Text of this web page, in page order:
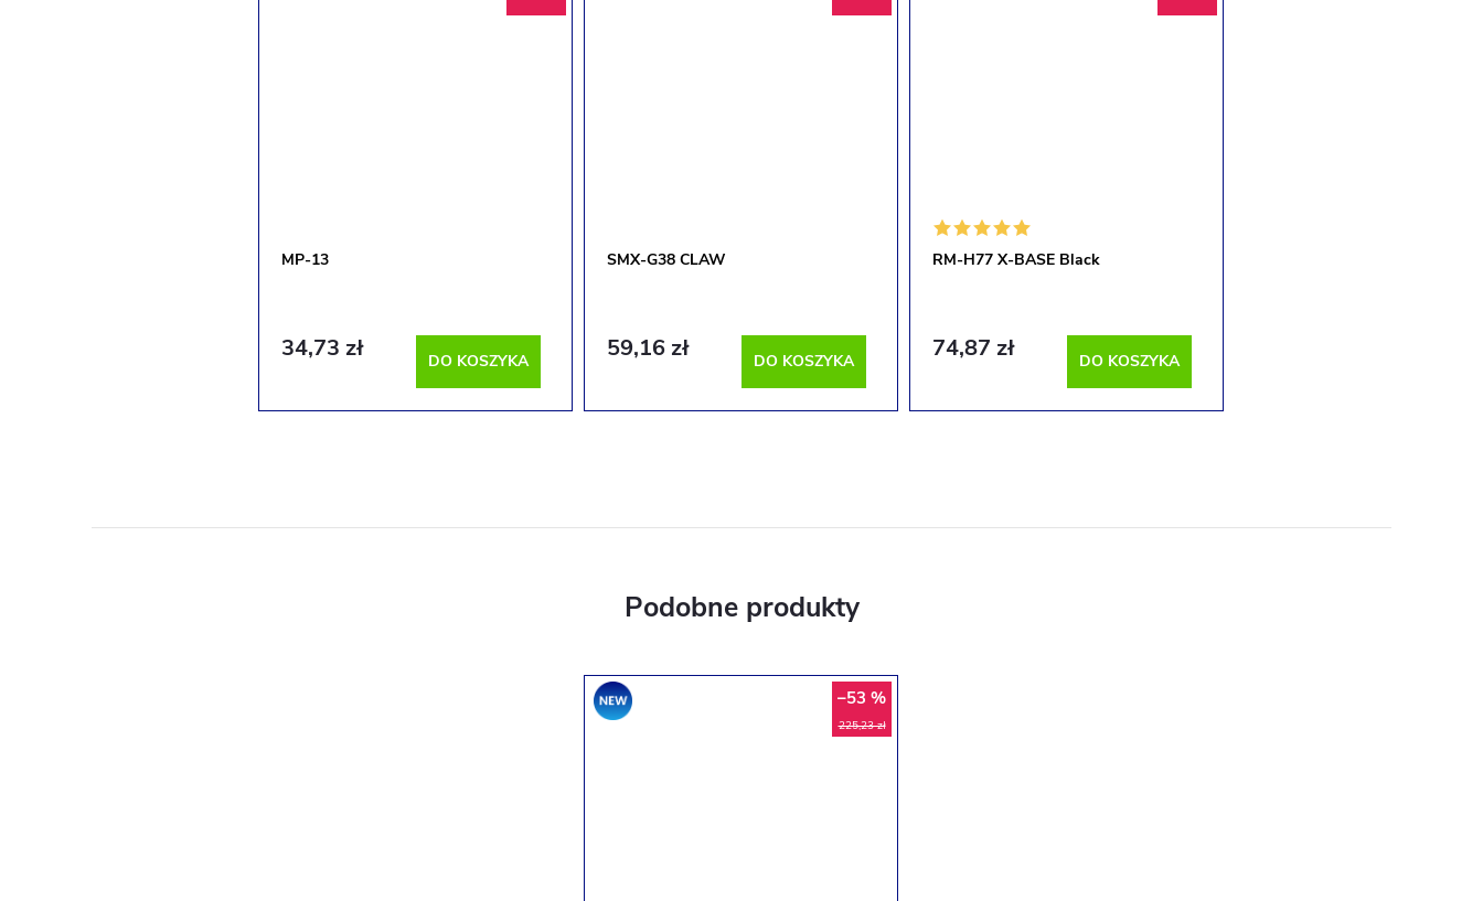
MP-13
34,73 zł DO KOSZYKA
SMX-G38 CLAW
59,16 zł DO KOSZYKA
RM-H77 X-BASE Black
74,87 zł DO KOSZYKA
Promocja
225,23 zł
–53 %